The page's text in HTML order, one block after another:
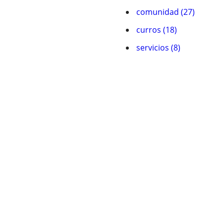
comunidad (27)
curros (18)
servicios (8)